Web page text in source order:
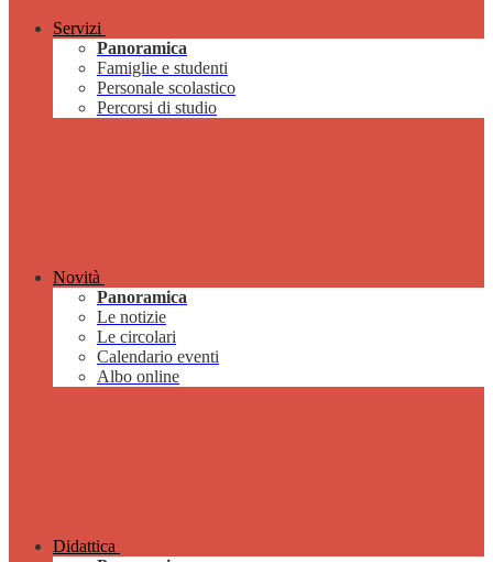
Servizi
Panoramica
Famiglie e studenti
Personale scolastico
Percorsi di studio
Novità
Panoramica
Le notizie
Le circolari
Calendario eventi
Albo online
Didattica